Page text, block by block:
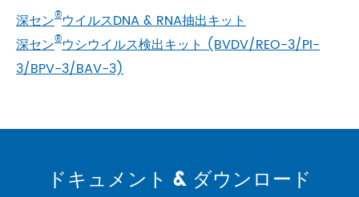
深セン®ウイルスDNA & RNA抽出キット
深セン®ウシウイルス検出キット (BVDV/REO-3/PI-
3/BPV-3/BAV-3)
ドキュメント & ダウンロード